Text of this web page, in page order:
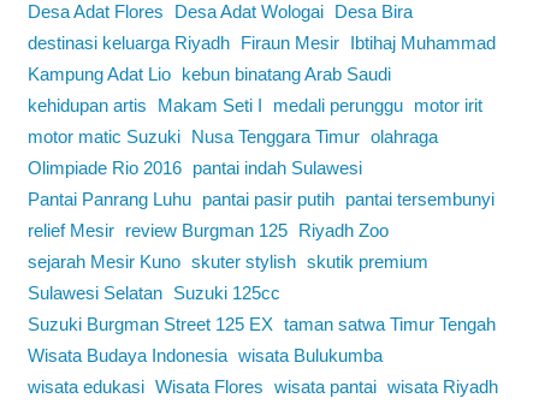
Desa Adat Flores
Desa Adat Wologai
Desa Bira
destinasi keluarga Riyadh
Firaun Mesir
Ibtihaj Muhammad
Kampung Adat Lio
kebun binatang Arab Saudi
kehidupan artis
Makam Seti I medali perunggu
motor irit
motor matic Suzuki
Nusa Tenggara Timur olahraga
Olimpiade Rio 2016
pantai indah Sulawesi
Pantai Panrang Luhu
pantai pasir putih
pantai tersembunyi
relief Mesir
review Burgman 125
Riyadh Zoo
sejarah Mesir Kuno skuter stylish skutik premium
Sulawesi Selatan
Suzuki 125cc
Suzuki Burgman Street 125 EX taman satwa Timur Tengah
Wisata Budaya Indonesia wisata Bulukumba
wisata edukasi Wisata Flores wisata pantai wisata Riyadh